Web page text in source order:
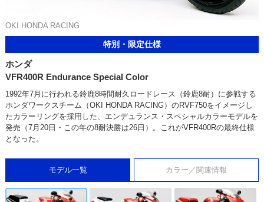
OKI HONDA RACING
特別・限定仕様
ホンダ
VFR400R Endurance Special Color
1992年7月に行われる鈴鹿8時間耐久ロードレース（鈴鹿8耐）に参戦する
ホンダワークスチーム（OKI HONDA RACING）のRVF750をイメージし
たカラーリングを採用した、エンデュランス・スペシャルカラーモデルを
発売（7月20日・この年の8耐決勝は26日）。これがVFR400Rの最終仕様
となった。
モデル一覧 カラー／関連情報